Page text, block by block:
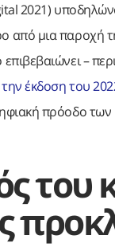
2021)
από μια παροχή
–
έκδοση του
πρόοδο
του